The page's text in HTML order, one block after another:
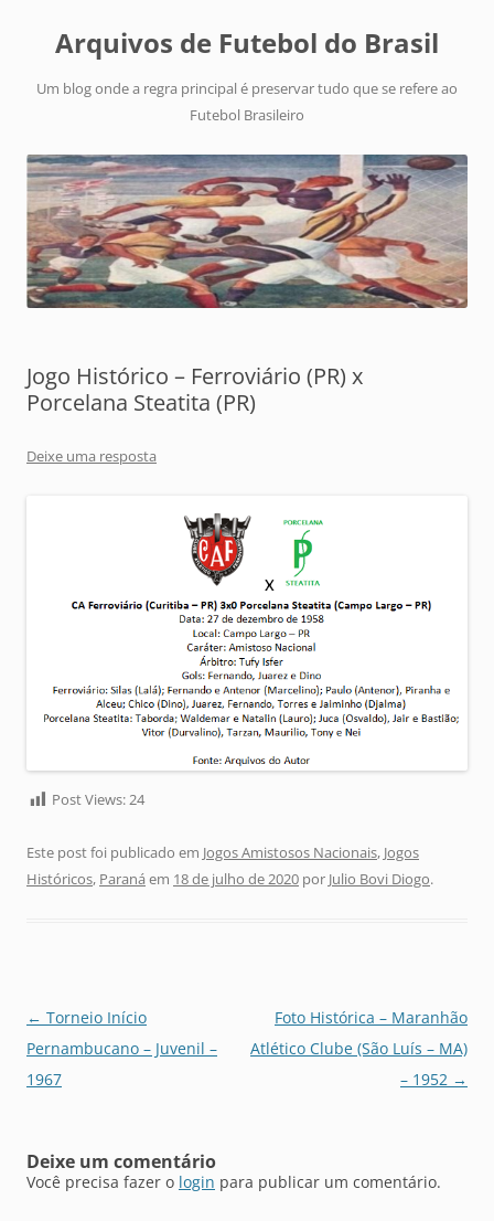
Arquivos de Futebol do Brasil
Um blog onde a regra principal é preservar tudo que se refere ao
Futebol Brasileiro
Jogo Histórico – Ferroviário (PR) x
Porcelana Steatita (PR)
Deixe uma resposta
Post Views:24
Este post foi publicado em Jogos Amistosos Nacionais, Jogos
Históricos, Paraná em 18 de julho de 2020 por Julio Bovi Diogo.
Navegação
de
posts
← Torneio Início
Pernambucano – Juvenil –
1967
Foto Histórica – Maranhão
Atlético Clube (São Luís – MA)
– 1952 →
Deixe um comentário
Você precisa fazer o login para publicar um comentário.